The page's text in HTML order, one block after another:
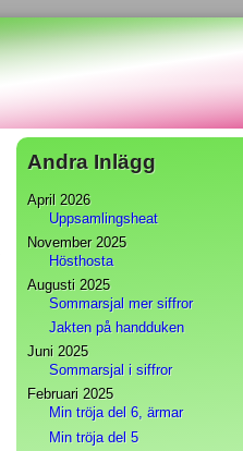
Andra Inlägg
April 2026
Uppsamlingsheat
November 2025
Hösthosta
Augusti 2025
Sommarsjal mer siffror
Jakten på handduken
Juni 2025
Sommarsjal i siffror
Februari 2025
Min tröja del 6, ärmar
Min tröja del 5